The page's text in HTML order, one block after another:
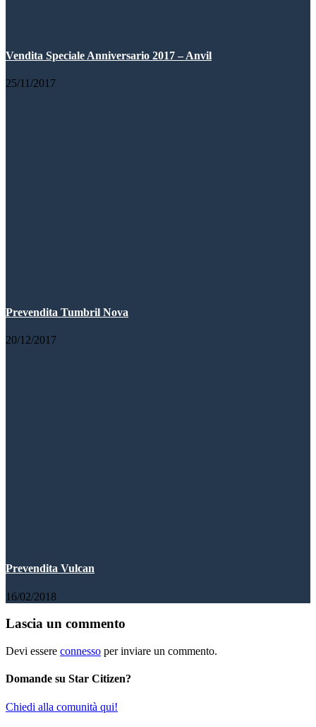
Vendita Speciale Anniversario 2017 – Anvil
25/11/2017
Prevendita Tumbril Nova
20/12/2017
Prevendita Vulcan
16/02/2018
Lascia un commento
Devi essere connesso per inviare un commento.
Domande su Star Citizen?
Chiedi alla comunità qui!